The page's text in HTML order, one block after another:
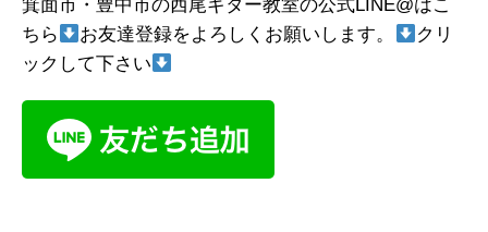
箕面市・豊中市の西尾ギター教室の公式LINE@はこ
ちら
お友達登録をよろしくお願いします。
クリ
ックして下さい